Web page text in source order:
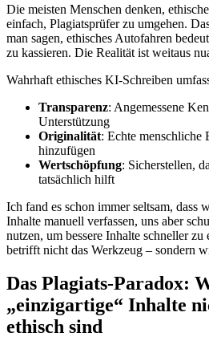
Die meisten Menschen denken,
einfach, Plagiatsprüfer zu umgehen.
man sagen, ethisches Autofahren
zu kassieren. Die Realität ist weitaus
Wahrhaft ethisches KI-Schreiben
Transparenz: Angemessene
Unterstützung
Originalität: Echte menschliche
hinzufügen
Wertschöpfung: Sicherstellen,
tatsächlich hilft
Ich fand es schon immer seltsam, dass
Inhalte manuell verfassen, uns aber
nutzen, um bessere Inhalte schneller
betrifft nicht das Werkzeug – sondern
Das Plagiats-Paradox:
„einzigartige“ Inhalte
ethisch sind